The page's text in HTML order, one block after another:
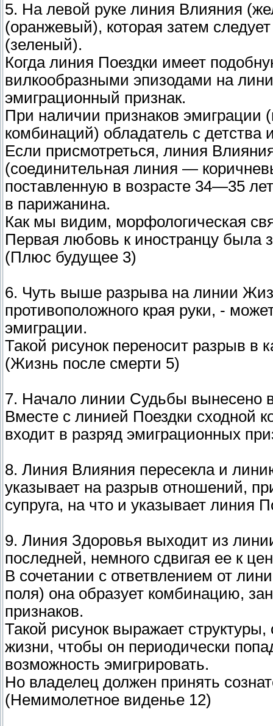
5. На левой руке линия Влияния
(оранжевый), которая затем
(зеленый).
Когда линия Поездки имеет
вилкообразными эпизодами на
эмиграционный признак.
При наличии признаков
комбинаций) обладатель с детства
Если присмотреться, линия
(соединительная линия —
поставленную в возрасте 34—35
в парижанина.
Как мы видим, морфологическая
Первая любовь к иностранцу была
(Плюс будущее 3)
6. Чуть выше разрыва на линии
противоположного края руки, -
эмиграции.
Такой рисунок переносит разрыв в
(Жизнь после смерти 5)
7. Начало линии Судьбы вынесено
Вместе с линией Поездки сходной
входит в разряд эмиграционных
8. Линия Влияния пересекла и
указывает на разрыв отношений,
супруга, на что и указывает линия
9. Линия Здоровья выходит из
последней, немного сдвигая ее к
В сочетании с ответвлением от
поля) она образует комбинацию,
признаков.
Такой рисунок выражает структуры,
жизни, чтобы он периодически
возможность эмигрировать.
Но владелец должен принять
(Немимолетное виденье 12)